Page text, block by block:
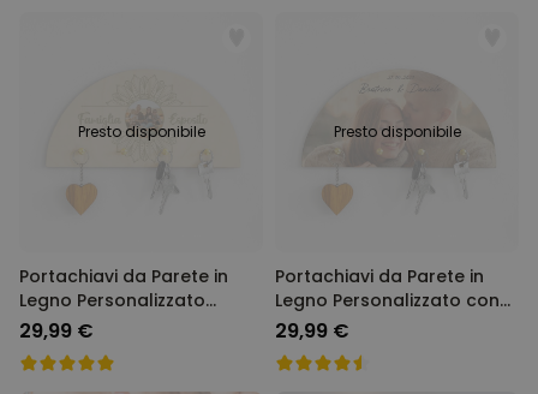
Presto disponibile
Portachiavi da Parete in
Legno Personalizzato
Mandala con Foto e Testo
29,99 €
Presto disponibile
Portachiavi da Parete in
Legno Personalizzato con
Foto e Testo
29,99 €